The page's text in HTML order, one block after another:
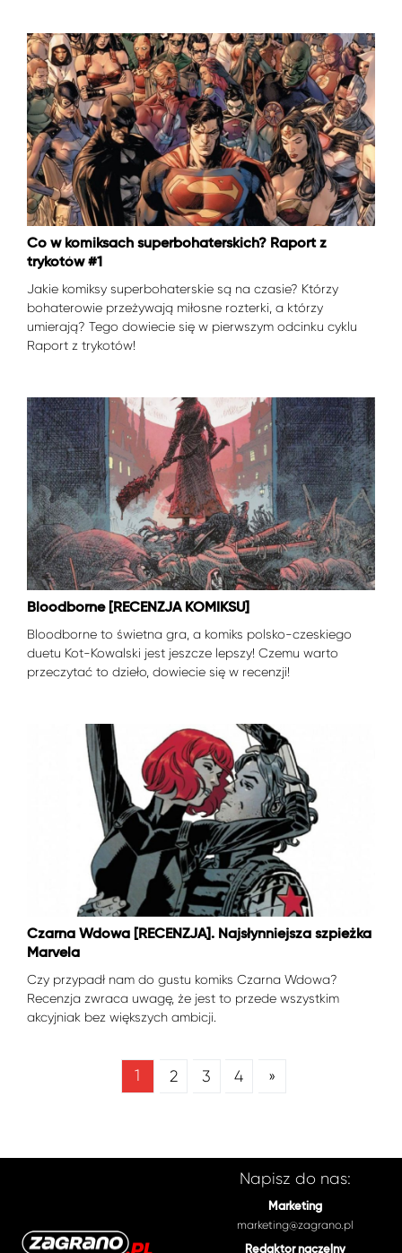
Co w komiksach superbohaterskich? Raport z
trykotów #1
Jakie komiksy superbohaterskie są na czasie? Którzy
bohaterowie przeżywają miłosne rozterki, a którzy
umierają? Tego dowiecie się w pierwszym odcinku cyklu
Raport z trykotów!
Bloodborne [RECENZJA KOMIKSU]
Bloodborne to świetna gra, a komiks polsko-czeskiego
duetu Kot-Kowalski jest jeszcze lepszy! Czemu warto
przeczytać to dzieło, dowiecie się w recenzji!
Czarna Wdowa [RECENZJA]. Najsłynniejsza szpieżka
Marvela
Czy przypadł nam do gustu komiks Czarna Wdowa?
Recenzja zwraca uwagę, że jest to przede wszystkim
akcyjniak bez większych ambicji.
1 2 3 4 »
Napisz do nas:
Marketing
marketing@zagrano.pl
Redaktor naczelny